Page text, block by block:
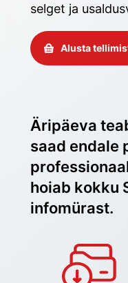
selget ja
Alusta
Äripäeva
saad endale
hoiab kokku
infomürast.